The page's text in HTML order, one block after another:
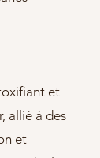
et
allié à des
et